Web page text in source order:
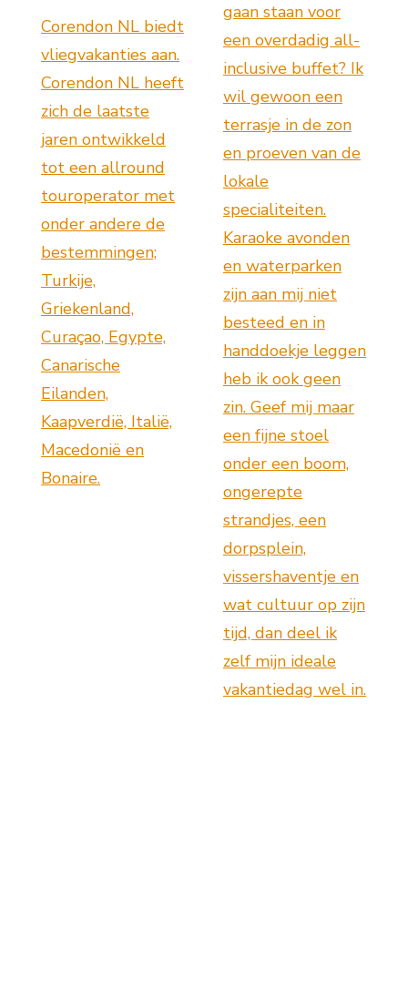
Corendon NL biedt
vliegvakanties aan.
Corendon NL heeft
zich de laatste
jaren ontwikkeld
tot een allround
touroperator met
onder andere de
bestemmingen;
Turkije,
Griekenland,
Curaçao, Egypte,
Canarische
Eilanden,
Kaapverdië, Italië,
Macedonië en
Bonaire.
gaan staan voor
een overdadig all-
inclusive buffet? Ik
wil gewoon een
terrasje in de zon
en proeven van de
lokale
specialiteiten.
Karaoke avonden
en waterparken
zijn aan mij niet
besteed en in
handdoekje leggen
heb ik ook geen
zin. Geef mij maar
een fijne stoel
onder een boom,
ongerepte
strandjes, een
dorpsplein,
vissershaventje en
wat cultuur op zijn
tijd, dan deel ik
zelf mijn ideale
vakantiedag wel in.